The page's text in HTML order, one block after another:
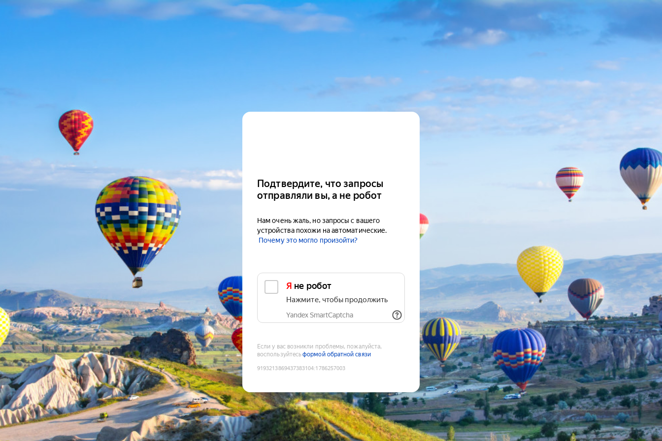
Подтвердите, что запросы
отправляли вы, а не робот
Нам очень жаль, но запросы с вашего
устройства похожи на автоматические.
Почему это могло произойти?
Я не робот
Нажмите, чтобы продолжить
Yandex SmartCaptcha
Если у вас возникли проблемы, пожалуйста,
воспользуйтесьформой обратной связи
9193213869437383104:1786257003